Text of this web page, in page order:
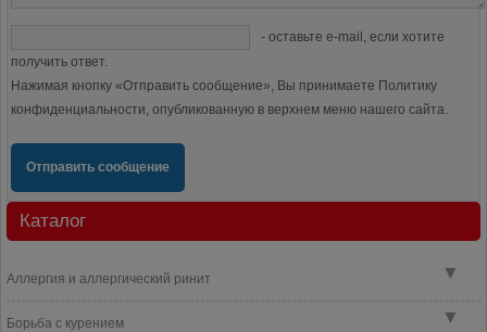
- оставьте e-mail, если хотите
получить ответ.
Нажимая кнопку «Отправить сообщение», Вы принимаете Политику
конфиденциальности, опубликованную в верхнем меню нашего сайта.
Отправить сообщение
Каталог
▼
Аллергия и аллергический ринит
▼
Борьба с курением